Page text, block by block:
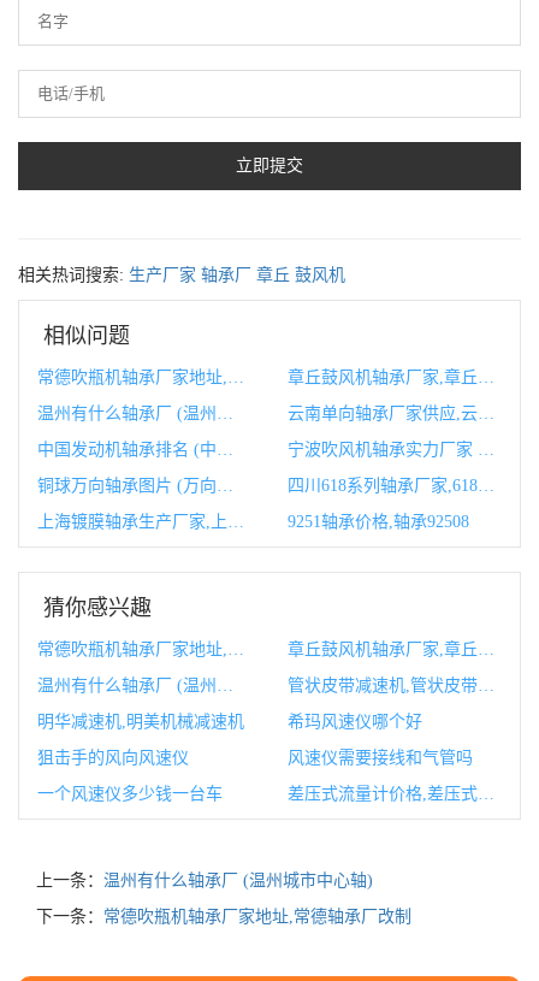
相关热词搜索: 生产厂家 轴承厂 章丘 鼓风机
相似问题
云南单向轴承厂家供应,云南单向轴承厂家供应商
四川618系列轴承厂家,61844轴承尺寸
9251轴承价格,轴承92508
猜你感兴趣
管状皮带减速机,管状皮带减速机图片
明华减速机,明美机械减速机
希玛风速仪哪个好
狙击手的风向风速仪
风速仪需要接线和气管吗
一个风速仪多少钱一台车
差压式流量计价格,差压式流量计计算公式
上一条： 温州有什么轴承厂 (温州城市中心轴)
下一条： 常德吹瓶机轴承厂家地址,常德轴承厂改制